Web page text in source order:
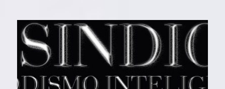
EL SINDICAL
Periodismo Inteligente